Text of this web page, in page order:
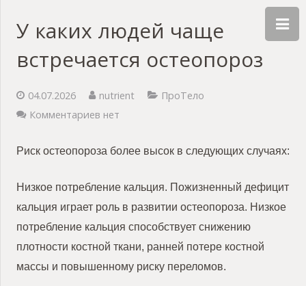
У каких людей чаще
встречается остеопороз
04.07.2026 nutrient
ПроТело
Комментариев нет
Риск остеопороза более высок в следующих случаях:
Низкое потребление кальция. Пожизненный дефицит
кальция играет роль в развитии остеопороза. Низкое
потребление кальция способствует снижению
плотности костной ткани, ранней потере костной
массы и повышенному риску переломов.